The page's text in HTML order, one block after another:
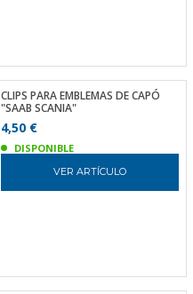
CLIPS PARA EMBLEMAS DE CAPÓ
"SAAB SCANIA"
4,50 €
DISPONIBLE
VER ARTÍCULO